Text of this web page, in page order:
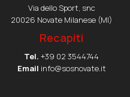
Via dello Sport, snc
20026 Novate Milanese (MI)
Recapiti
Tel. +39 02 3544744
Email info@sosnovate.it